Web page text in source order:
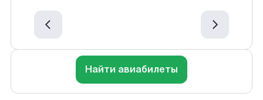
Найти авиабилеты